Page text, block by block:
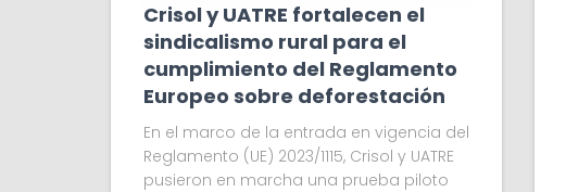
Crisol y UATRE fortalecen el
sindicalismo rural para el
cumplimiento del Reglamento
Europeo sobre deforestación
En el marco de la entrada en vigencia del
Reglamento (UE) 2023/1115, Crisol y UATRE
pusieron en marcha una prueba piloto